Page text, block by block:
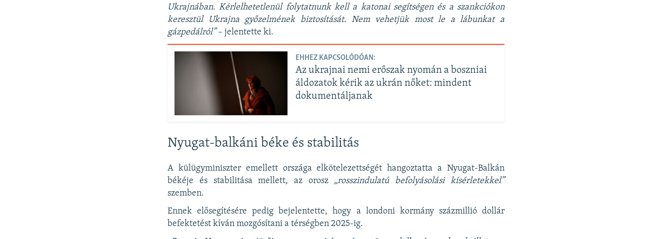
Ukrajnában. Kérlelhetetlenül folytatnunk kell a katonai segítségen és a szankciókon
keresztül Ukrajna győzelmének biztosítását. Nem vehetjük most le a lábunkat a
gázpedálról”– jelentette ki.
EHHEZ KAPCSOLÓDÓAN:
Az ukrajnai nemi erőszak nyomán a boszniai
áldozatok kérik az ukrán nőket: mindent
dokumentáljanak
Nyugat-balkáni béke és stabilitás
A külügyminiszter emellett országa elkötelezettségét hangoztatta a Nyugat-Balkán
békéje és stabilitása mellett, az orosz „rosszindulatú befolyásolási kísérletekkel”
szemben.
Ennek elősegítésére pedig bejelentette, hogy a londoni kormány százmillió dollár
befektetést kíván mozgósítani a térségben 2025-ig.